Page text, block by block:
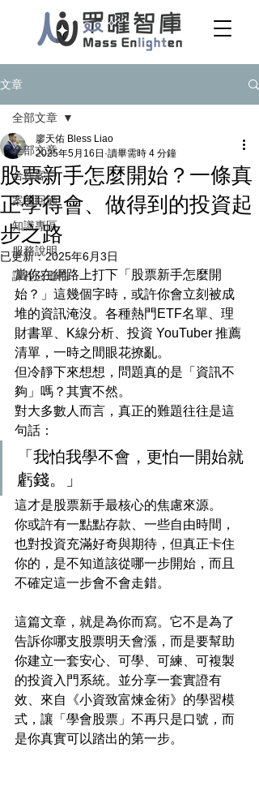
文章
全部文章
合作客戶
案例回顧
知識專區
服務說明
課程公道伯
全部文章
股票新手怎麼開始？一條真
正學得會、做得到的投資起
步之路
廖天佑 Bless Liao
2025年5月16日 讀畢需時 4 分鐘
已更新：2025年6月3日
當你在網路上打下「股票新手怎麼開
始？」這幾個字時，或許你會立刻被成
堆的資訊淹沒。各種熱門ETF名單、理
財書單、K線分析、投資 YouTuber 推薦
清單，一時之間眼花撩亂。
但冷靜下來想想，問題真的是「資訊不
夠」嗎？其實不然。
對大多數人而言，真正的難題往往是這
句話：
「我怕我學不會，更怕一開始就
虧錢。」
這才是股票新手最核心的焦慮來源。
你或許有一點點存款、一些自由時間，
也對投資充滿好奇與期待，但真正卡住
你的，是不知道該從哪一步開始，而且
不確定這一步會不會走錯。
這篇文章，就是為你而寫。它不是為了
告訴你哪支股票明天會漲，而是要幫助
你建立一套安心、可學、可練、可複製
的投資入門系統。並分享一套實證有
效、來自《小資致富煉金術》的學習模
式，讓「學會股票」不再只是口號，而
是你真實可以踏出的第一步。